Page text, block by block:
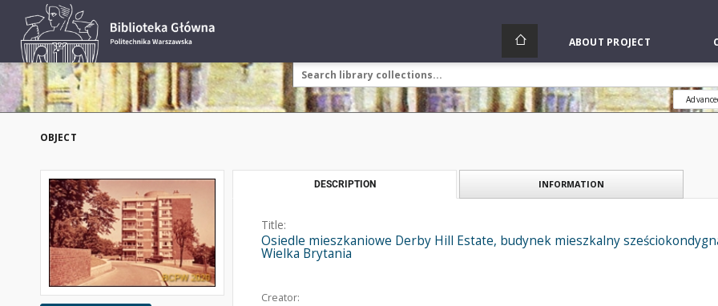
ABOUT PROJECT
OBJECT
DESCRIPTION INFORMATION
Title:
Osiedle mieszkaniowe Derby Hill Estate, budynek mieszkalny
Wielka Brytania
Creator: